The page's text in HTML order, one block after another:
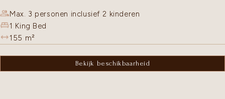
Max. 3 personen inclusief 2 kinderen
1 King Bed
155 m²
Bekijk beschikbaarheid